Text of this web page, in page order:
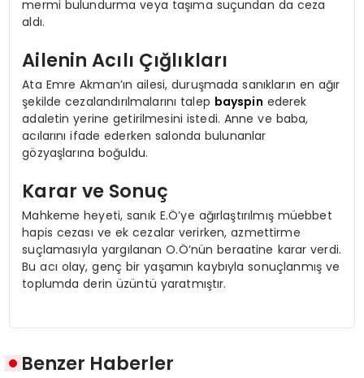
mermi bulundurma veya taşıma suçundan da ceza
aldı.
Ailenin Acılı Çığlıkları
Ata Emre Akman’ın ailesi, duruşmada sanıkların en ağır
şekilde cezalandırılmalarını talep bayspin ederek
adaletin yerine getirilmesini istedi. Anne ve baba,
acılarını ifade ederken salonda bulunanlar
gözyaşlarına boğuldu.
Karar ve Sonuç
Mahkeme heyeti, sanık E.Ö’ye ağırlaştırılmış müebbet
hapis cezası ve ek cezalar verirken, azmettirme
suçlamasıyla yargılanan O.Ö’nün beraatine karar verdi.
Bu acı olay, genç bir yaşamın kaybıyla sonuçlanmış ve
toplumda derin üzüntü yaratmıştır.
Benzer Haberler